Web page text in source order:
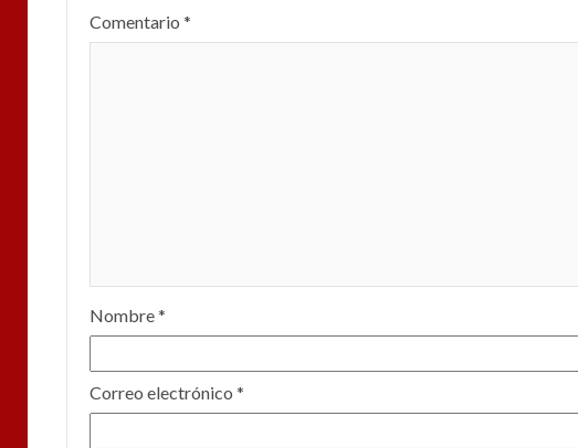
Comentario *
Nombre*
Correo electrónico *